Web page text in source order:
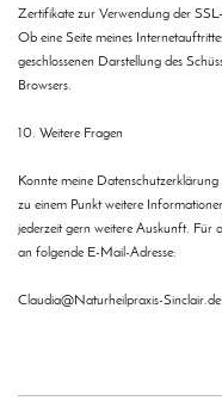
Zertifikate zur Verwendung der
Ob eine Seite meines
geschlossenen Darstellung des
Browsers.
10. Weitere Fragen
Konnte meine
zu einem Punkt weitere
jederzeit gern weitere Auskunft. Für
an folgende E-Mail-Adresse:
Claudia@Naturheilpraxis-Sinclair.de